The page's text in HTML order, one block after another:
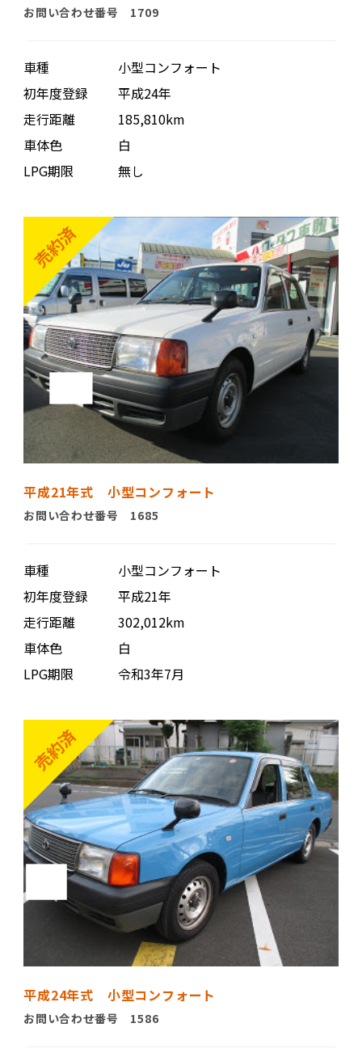
お問い合わせ番号 1709
車種
小型コンフォート
初年度登録
平成24年
走行距離
185,810km
車体色
白
LPG期限
無し
平成21年式 小型コンフォート
お問い合わせ番号 1685
車種
小型コンフォート
初年度登録
平成21年
走行距離
302,012km
車体色
白
LPG期限
令和3年7月
平成24年式 小型コンフォート
お問い合わせ番号 1586